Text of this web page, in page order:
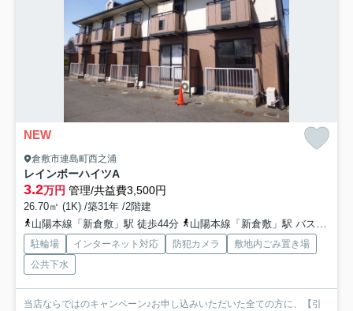
NEW
倉敷市連島町西之浦
レインボーハイツA
3.2万円 管理/共益費3,500円
26.70㎡ (1K) /築31年 /2階建
山陽本線「新倉敷」駅 徒歩44分
山陽本線「新倉敷」駅 バス11分 両備バス「精思高校霞丘校入口」 停歩2分
駐輪場 インターネット対応 防犯カメラ
敷地内ごみ置き場
公共下水
当店ならではのキャンペーン♪お申し込みいただいた全ての方に、【引